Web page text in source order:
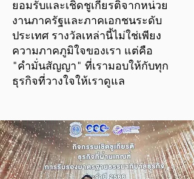
ยอมรับและเชิดชูเกียรติจากหน่วย
งานภาครัฐและภาคเอกชนระดับ
ประเทศ รางวัลเหล่านี้ไม่ใช่เพียง
ความภาคภูมิใจของเรา แต่คือ
"คำมั่นสัญญา" ที่เรามอบให้กับทุก
ธุรกิจที่วางใจให้เราดูแล